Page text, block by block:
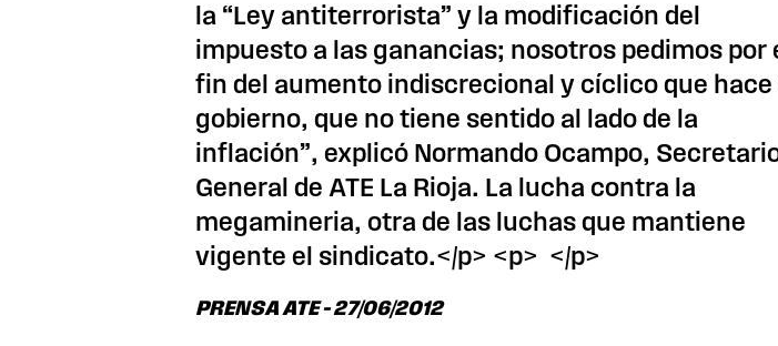
la “Ley antiterrorista” y la modificación del
impuesto a las ganancias; nosotros pedimos por
fin del aumento indiscrecional y cíclico que hace
gobierno, que no tiene sentido al lado de la
inflación”, explicó Normando Ocampo,
General de ATE La Rioja. La lucha contra la
megamineria, otra de las luchas que mantiene
vigente el sindicato.</p> <p> </p>
PRENSA ATE – 27/06/2012